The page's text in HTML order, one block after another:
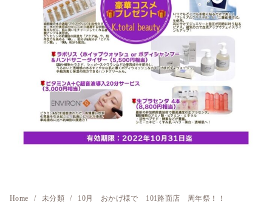
Home 未分類 10月 おかげ様で 101路面店 周年祭！！